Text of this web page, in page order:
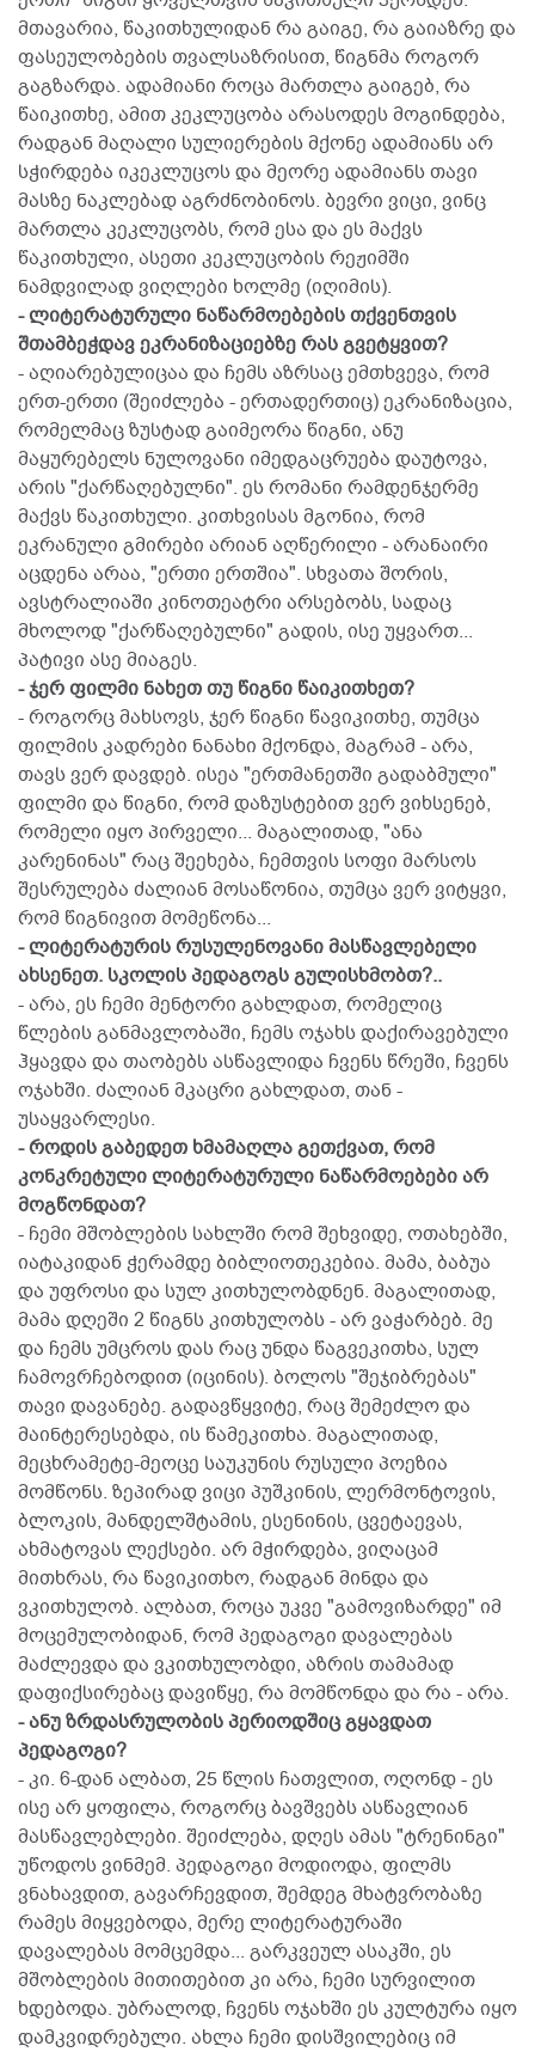
მთავარია, წაკითხულიდან რა გაიგე, რა გაიაზრე და
ფასეულობების თვალსაზრისით, წიგნმა როგორ
გაგზარდა. ადამიანი როცა მართლა გაიგებ, რა
წაიკითხე, ამით კეკლუცობა არასოდეს მოგინდება,
რადგან მაღალი სულიერების მქონე ადამიანს არ
სჭირდება იკეკლუცოს და მეორე ადამიანს თავი
მასზე ნაკლებად აგრძნობინოს. ბევრი ვიცი, ვინც
მართლა კეკლუცობს, რომ ესა და ეს მაქვს
წაკითხული, ასეთი კეკლუცობის რეჟიმში
ნამდვილად ვიღლები ხოლმე (იღიმის).
- ლიტერატურული ნაწარმოებების თქვენთვის
შთამბეჭდავ ეკრანიზაციებზე რას გვეტყვით?
- აღიარებულიცაა და ჩემს აზრსაც ემთხვევა, რომ
ერთ-ერთი (შეიძლება - ერთადერთიც) ეკრანიზაცია,
რომელმაც ზუსტად გაიმეორა წიგნი, ანუ
მაყურებელს ნულოვანი იმედგაცრუება დაუტოვა,
არის "ქარწაღებულნი". ეს რომანი რამდენჯერმე
მაქვს წაკითხული. კითხვისას მგონია, რომ
ეკრანული გმირები არიან აღწერილი - არანაირი
აცდენა არაა, "ერთი ერთშია". სხვათა შორის,
ავსტრალიაში კინოთეატრი არსებობს, სადაც
მხოლოდ "ქარწაღებულნი" გადის, ისე უყვართ...
პატივი ასე მიაგეს.
- ჯერ ფილმი ნახეთ თუ წიგნი წაიკითხეთ?
- როგორც მახსოვს, ჯერ წიგნი წავიკითხე, თუმცა
ფილმის კადრები ნანახი მქონდა, მაგრამ - არა,
თავს ვერ დავდებ. ისეა "ერთმანეთში გადაბმული"
ფილმი და წიგნი, რომ დაზუსტებით ვერ ვიხსენებ,
რომელი იყო პირველი... მაგალითად, "ანა
კარენინას" რაც შეეხება, ჩემთვის სოფი მარსოს
შესრულება ძალიან მოსაწონია, თუმცა ვერ ვიტყვი,
რომ წიგნივით მომეწონა...
- ლიტერატურის რუსულენოვანი მასწავლებელი
ახსენეთ. სკოლის პედაგოგს გულისხმობთ?..
- არა, ეს ჩემი მენტორი გახლდათ, რომელიც
წლების განმავლობაში, ჩემს ოჯახს დაქირავებული
ჰყავდა და თაობებს ასწავლიდა ჩვენს წრეში, ჩვენს
ოჯახში. ძალიან მკაცრი გახლდათ, თან -
უსაყვარლესი.
- როდის გაბედეთ ხმამაღლა გეთქვათ, რომ
კონკრეტული ლიტერატურული ნაწარმოებები არ
მოგწონდათ?
- ჩემი მშობლების სახლში რომ შეხვიდე, ოთახებში,
იატაკიდან ჭერამდე ბიბლიოთეკებია. მამა, ბაბუა
და უფროსი და სულ კითხულობდნენ. მაგალითად,
მამა დღეში 2 წიგნს კითხულობს - არ ვაჭარბებ. მე
და ჩემს უმცროს დას რაც უნდა წაგვეკითხა, სულ
ჩამოვრჩებოდით (იცინის). ბოლოს "შეჯიბრებას"
თავი დავანებე. გადავწყვიტე, რაც შემეძლო და
მაინტერესებდა, ის წამეკითხა. მაგალითად,
მეცხრამეტე-მეოცე საუკუნის რუსული პოეზია
მომწონს. ზეპირად ვიცი პუშკინის, ლერმონტოვის,
ბლოკის, მანდელშტამის, ესენინის, ცვეტაევას,
ახმატოვას ლექსები. არ მჭირდება, ვიღაცამ
მითხრას, რა წავიკითხო, რადგან მინდა და
ვკითხულობ. ალბათ, როცა უკვე "გამოვიზარდე" იმ
მოცემულობიდან, რომ პედაგოგი დავალებას
მაძლევდა და ვკითხულობდი, აზრის თამამად
დაფიქსირებაც დავიწყე, რა მომწონდა და რა - არა.
- ანუ ზრდასრულობის პერიოდშიც გყავდათ
პედაგოგი?
- კი. 6-დან ალბათ, 25 წლის ჩათვლით, ოღონდ - ეს
ისე არ ყოფილა, როგორც ბავშვებს ასწავლიან
მასწავლებლები. შეიძლება, დღეს ამას "ტრენინგი"
უწოდოს ვინმემ. პედაგოგი მოდიოდა, ფილმს
ვნახავდით, გავარჩევდით, შემდეგ მხატვრობაზე
რამეს მიყვებოდა, მერე ლიტერატურაში
დავალებას მომცემდა... გარკვეულ ასაკში, ეს
მშობლების მითითებით კი არა, ჩემი სურვილით
ხდებოდა. უბრალოდ, ჩვენს ოჯახში ეს კულტურა იყო
დამკვიდრებული. ახლა ჩემი დისშვილებიც იმ